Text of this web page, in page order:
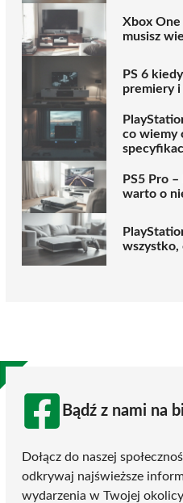
Xbox One
musisz
PS 6
premiery i
co wiemy
PS5 Pro
warto o
wszystko,
Bądź z nami na
Dołącz do naszej
odkrywaj najświeższe
wydarzenia w Twojej